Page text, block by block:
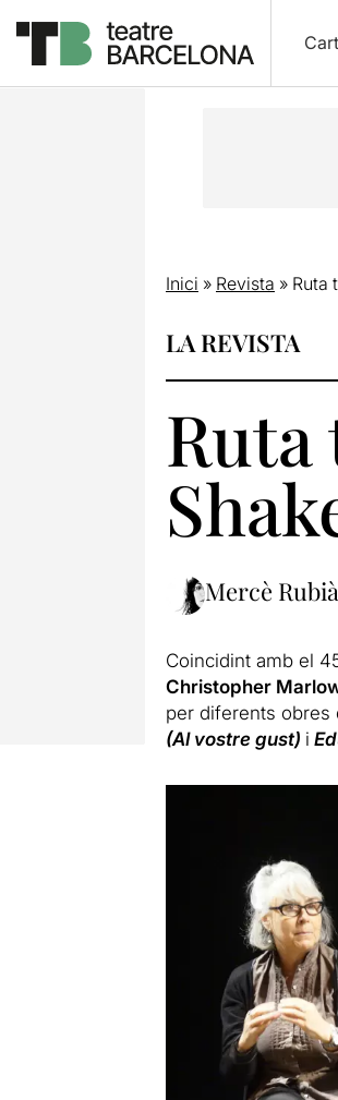
Inici » Revista » Ruta
LA REVISTA
Ruta
Mercè Rubià
Coincidint amb el
Christopher
per diferents obres
(Al vostre gust) i